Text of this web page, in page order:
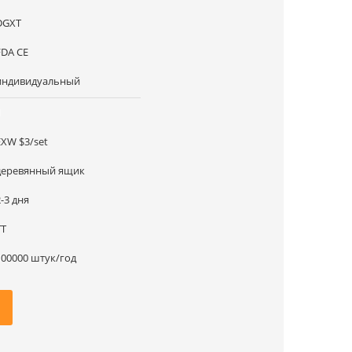
CE
$3/set
ящик
3 дня
штук/год